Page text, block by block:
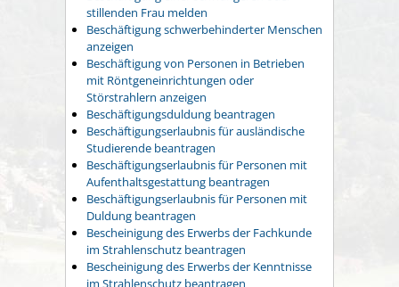
stillenden Frau melden
Beschäftigung schwerbehinderter Menschen
anzeigen
Beschäftigung von Personen in Betrieben
mit Röntgeneinrichtungen oder
Störstrahlern anzeigen
Beschäftigungsduldung beantragen
Beschäftigungserlaubnis für ausländische
Studierende beantragen
Beschäftigungserlaubnis für Personen mit
Aufenthaltsgestattung beantragen
Beschäftigungserlaubnis für Personen mit
Duldung beantragen
Bescheinigung des Erwerbs der Fachkunde
im Strahlenschutz beantragen
Bescheinigung des Erwerbs der Kenntnisse
im Strahlenschutz beantragen